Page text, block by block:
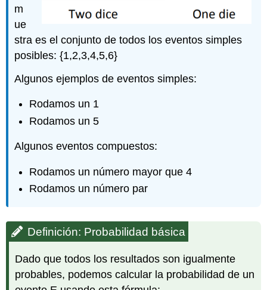
m
ue
stra es el conjunto de todos los eventos simples
posibles: {1,2,3,4,5,6}
Algunos ejemplos de eventos simples:
Rodamos un 1
Rodamos un 5
Algunos eventos compuestos:
Rodamos un número mayor que 4
Rodamos un número par
Definición: Probabilidad básica
Dado que todos los resultados son igualmente
probables, podemos calcular la probabilidad de un